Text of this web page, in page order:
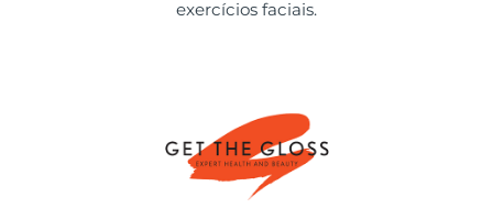
exercícios faciais.